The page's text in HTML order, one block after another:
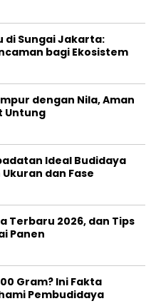
di Sungai Jakarta:
bagi Ekosistem
dengan Nila, Aman
Untung
Ideal Budidaya
dan Fase
Terbaru 2026, dan Tips
Panen
Gram? Ini Fakta
Pembudidaya